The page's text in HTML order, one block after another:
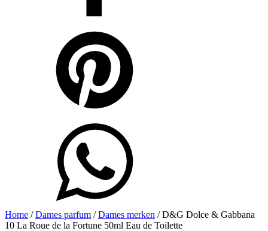
Home /Dames parfum /Dames merken / D&G Dolce & Gabbana
10 La Roue de la Fortune 50ml Eau de Toilette